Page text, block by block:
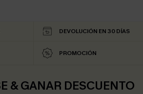
DEVOLUCIÓN EN 30 DÍAS
PROMOCIÓN
& GANAR DESCUENTO